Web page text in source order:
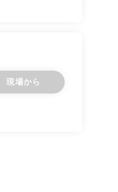
現場から